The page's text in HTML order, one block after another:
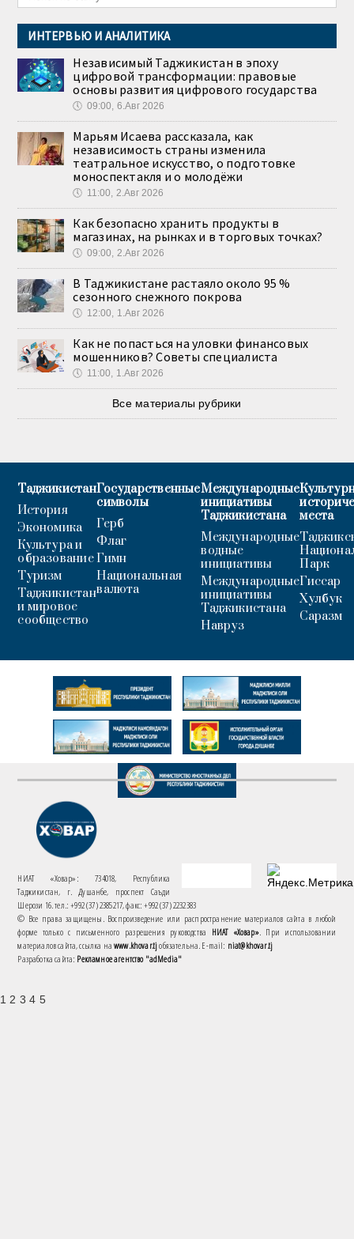
ИНТЕРВЬЮ И АНАЛИТИКА
Независимый Таджикистан в эпоху
цифровой трансформации: правовые
основы развития цифрового государства
🕔 09:00, 6.Авг 2026
Марьям Исаева рассказала, как
независимость страны изменила
театральное искусство, о подготовке
моноспектакля и о молодёжи
🕔 11:00, 2.Авг 2026
Как безопасно хранить продукты в
магазинах, на рынках и в торговых точках?
🕔 09:00, 2.Авг 2026
В Таджикистане растаяло около 95 %
сезонного снежного покрова
🕔 12:00, 1.Авг 2026
Как не попасться на уловки финансовых
мошенников? Советы специалиста
🕔 11:00, 1.Авг 2026
Все материалы рубрики
Таджикистан
История
Экономика
Культура и
образование
Туризм
Таджикистан
и мировое
сообщество
Государственные
символы
Герб
Флаг
Гимн
Национальная
валюта
Международные
инициативы
Таджикистана
Международные
водные
инициативы
Международные
инициативы
Таджикистана
Навруз
места
Парк
Гиссар
Хулбук
Саразм
НИАТ «Ховар»: 734018, Республика
Таджикистан, г. Душанбе, проспект Саъди
Шерози 16. тел.: +992 (37) 2385217, факс: +992 (37) 2232383
© Все права защищены. Воспроизведение или распространение материалов сайта в любой
форме только с письменного разрешения руководства НИАТ «Ховар». При использовании
материалов сайта, ссылка наwww.khovar.tjобязательна. E-mail: niat@khovar.tj
Разработка сайта: Рекламное агентство "adMedia"
1 2 3 4 5